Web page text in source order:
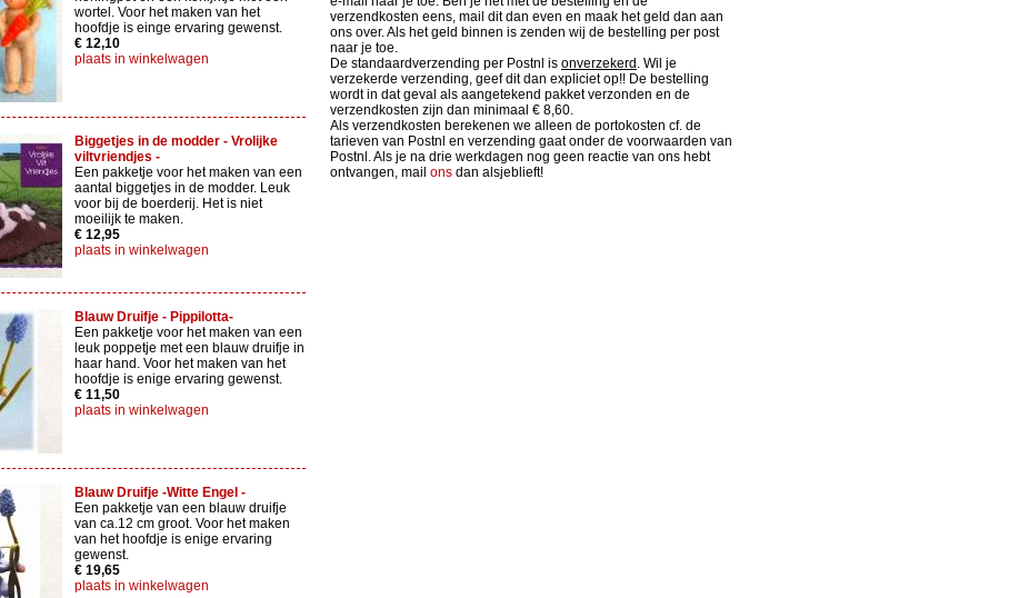
wortel. Voor het maken van het
hoofdje is einge ervaring gewenst.
€ 12,10
plaats in winkelwagen
Biggetjes in de modder - Vrolijke
viltvriendjes -
Een pakketje voor het maken van een
aantal biggetjes in de modder. Leuk
voor bij de boerderij. Het is niet
moeilijk te maken.
€ 12,95
plaats in winkelwagen
Blauw Druifje - Pippilotta-
Een pakketje voor het maken van een
leuk poppetje met een blauw druifje in
haar hand. Voor het maken van het
hoofdje is enige ervaring gewenst.
€ 11,50
plaats in winkelwagen
Blauw Druifje -Witte Engel -
Een pakketje van een blauw druifje
van ca.12 cm groot. Voor het maken
van het hoofdje is enige ervaring
gewenst.
€ 19,65
plaats in winkelwagen
verzendkosten eens, mail dit dan even en maak het geld dan aan
ons over. Als het geld binnen is zenden wij de bestelling per post
naar je toe.
De standaardverzending per Postnl is onverzekerd . Wil je
verzekerde verzending, geef dit dan expliciet op!! De bestelling
wordt in dat geval als aangetekend pakket verzonden en de
verzendkosten zijn dan minimaal € 8,60.
Als verzendkosten berekenen we alleen de portokosten cf. de
tarieven van Postnl en verzending gaat onder de voorwaarden van
Postnl. Als je na drie werkdagen nog geen reactie van ons hebt
ontvangen, mail ons dan alsjeblieft!